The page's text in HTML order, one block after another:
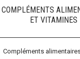
COMPLÉMENTS
ET VITAMINES
Compléments